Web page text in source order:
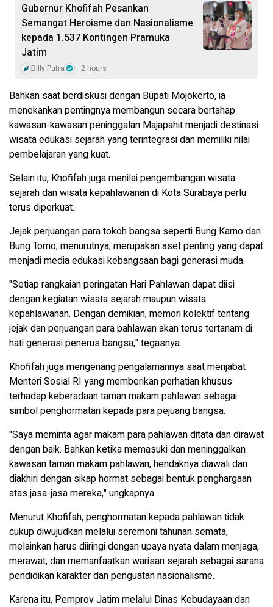
Gubernur Khofifah Pesankan
Semangat Heroisme dan Nasionalisme
kepada 1.537 Kontingen Pramuka
Jatim
Billy Putra 2 hours
Bahkan saat berdiskusi dengan Bupati Mojokerto, ia
menekankan pentingnya membangun secara bertahap
kawasan-kawasan peninggalan Majapahit menjadi destinasi
wisata edukasi sejarah yang terintegrasi dan memiliki nilai
pembelajaran yang kuat.
Selain itu, Khofifah juga menilai pengembangan wisata
sejarah dan wisata kepahlawanan di Kota Surabaya perlu
terus diperkuat.
Jejak perjuangan para tokoh bangsa seperti Bung Karno dan
Bung Tomo, menurutnya, merupakan aset penting yang dapat
menjadi media edukasi kebangsaan bagi generasi muda.
"Setiap rangkaian peringatan Hari Pahlawan dapat diisi
dengan kegiatan wisata sejarah maupun wisata
kepahlawanan. Dengan demikian, memori kolektif tentang
jejak dan perjuangan para pahlawan akan terus tertanam di
hati generasi penerus bangsa," tegasnya.
Khofifah juga mengenang pengalamannya saat menjabat
Menteri Sosial RI yang memberikan perhatian khusus
terhadap keberadaan taman makam pahlawan sebagai
simbol penghormatan kepada para pejuang bangsa.
"Saya meminta agar makam para pahlawan ditata dan dirawat
dengan baik. Bahkan ketika memasuki dan meninggalkan
kawasan taman makam pahlawan, hendaknya diawali dan
diakhiri dengan sikap hormat sebagai bentuk penghargaan
atas jasa-jasa mereka," ungkapnya.
Menurut Khofifah, penghormatan kepada pahlawan tidak
cukup diwujudkan melalui seremoni tahunan semata,
melainkan harus diiringi dengan upaya nyata dalam menjaga,
merawat, dan memanfaatkan warisan sejarah sebagai sarana
pendidikan karakter dan penguatan nasionalisme.
Karena itu, Pemprov Jatim melalui Dinas Kebudayaan dan